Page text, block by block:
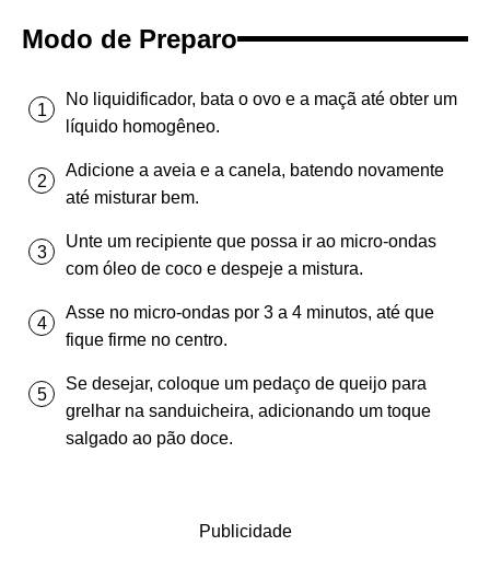
Modo de Preparo
No liquidificador, bata o ovo e a maçã até obter um
líquido homogêneo.
Adicione a aveia e a canela, batendo novamente
até misturar bem.
Unte um recipiente que possa ir ao micro-ondas
com óleo de coco e despeje a mistura.
Asse no micro-ondas por 3 a 4 minutos, até que
fique firme no centro.
Se desejar, coloque um pedaço de queijo para
grelhar na sanduicheira, adicionando um toque
salgado ao pão doce.
Publicidade